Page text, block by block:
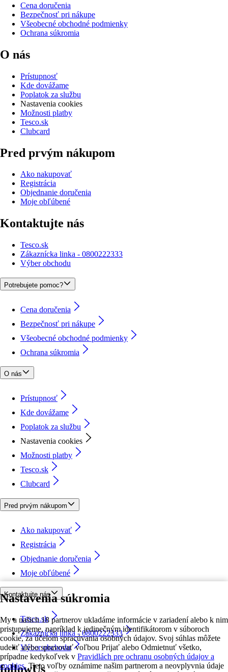
Nastavenia súkromia
My a našich 18 partnerov ukladáme informácie v zariadení alebo k nim
pristupujeme, napríklad k jedinečným identifikátorom v súboroch
cookie, za účelom spracúvania osobných údajov. Svoj súhlas môžete
udeliť alebo spravovať voľbou Prijať alebo Odmietnuť všetko,
prípadne kedykoľvek v Pravidlách pre ochranu osobných údajov a
cookies. Tieto voľby oznámime našim partnerom a neovplyvnia údaje
Cena doručenia
Bezpečnosť pri nákupe
Všeobecné obchodné podmienky
Ochrana súkromia
O nás
Prístupnosť
Kde dovážame
Poplatok za službu
Nastavenia cookies
Možnosti platby
Tesco.sk
Clubcard
Pred prvým nákupom
Ako nakupovať
Registrácia
Objednanie doručenia
Moje obľúbené
Kontaktujte nás
Tesco.sk
Zákaznícka linka - 0800222333
Výber obchodu
Potrebujete pomoc?
Cena doručenia
Bezpečnosť pri nákupe
Všeobecné obchodné podmienky
Ochrana súkromia
O nás
Prístupnosť
Kde dovážame
Poplatok za službu
Nastavenia cookies
Možnosti platby
Tesco.sk
Clubcard
Pred prvým nákupom
Ako nakupovať
Registrácia
Objednanie doručenia
Moje obľúbené
Kontaktujte nás
Tesco.sk
Zákaznícka linka - 0800222333
Výber obchodu
followUs